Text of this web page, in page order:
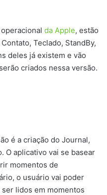
da Apple, estão
Teclado, StandBy,
deles já existem e vão
criados nessa versão.
é a criação do Journal,
O aplicativo vai se basear
momentos de
o usuário vai poder
lidos em momentos